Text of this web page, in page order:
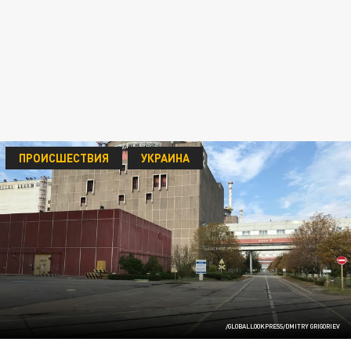
/GLOBALLOOKPRESS/DMITRY GRIGORIEV
ПРОИСШЕСТВИЯ УКРАИНА